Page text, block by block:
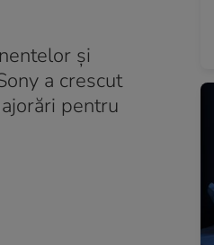
și
a crescut
pentru